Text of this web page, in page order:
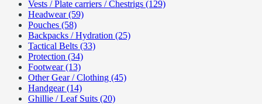
Vests / Plate carriers / Chestrigs (129)
Headwear (59)
Pouches (58)
Backpacks / Hydration (25)
Tactical Belts (33)
Protection (34)
Footwear (13)
Other Gear / Clothing (45)
Handgear (14)
Ghillie / Leaf Suits (20)